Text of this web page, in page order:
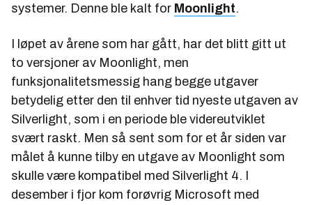
systemer. Denne ble kalt for Moonlight.
I løpet av årene som har gått, har det blitt gitt ut
to versjoner av Moonlight, men
funksjonalitetsmessig hang begge utgaver
betydelig etter den til enhver tid nyeste utgaven av
Silverlight, som i en periode ble videreutviklet
svært raskt. Men så sent som for et år siden var
målet å kunne tilby en utgave av Moonlight som
skulle være kompatibel med Silverlight 4. I
desember i fjor kom forøvrig Microsoft med